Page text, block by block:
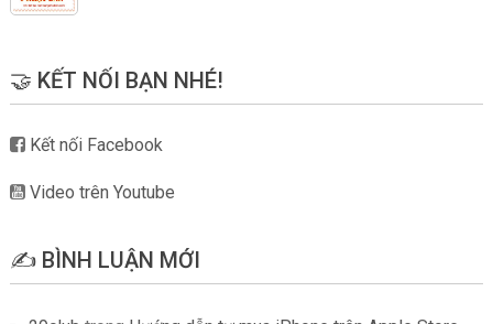
🤝 KẾT NỐI BẠN NHÉ!
Kết nối Facebook
Video trên Youtube
✍️ BÌNH LUẬN MỚI